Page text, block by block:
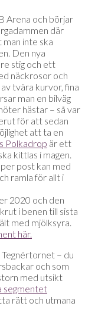
Arena och börjar
där
inte ska
Den nya
stig och ett
näckrosor och
tvära kurvor, fina
man en bilväg
hästar – så var
för att sedan
att ta en
Polkadrop är ett
kittlas i magen.
post kan med
ramla för allt i
2020 och den
i benen till sista
med mjölksyra.
här.
– du
och som
med utsikt
segmentet
rätt och utmana